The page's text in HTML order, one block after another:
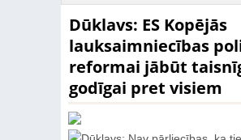
Dūklavs: ES Kopējās
lauksaimniecības
reformai jābūt
godīgai pret visiem